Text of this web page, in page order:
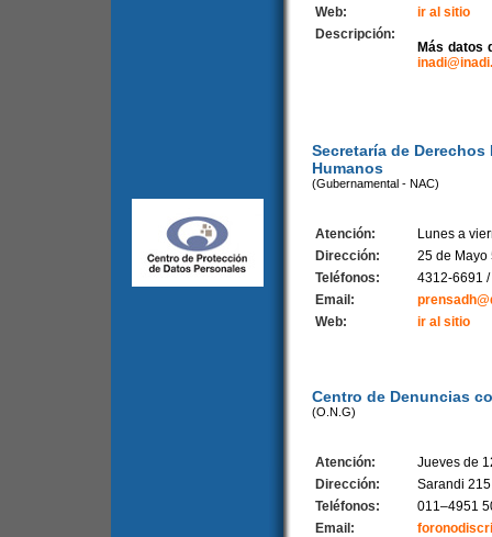
Web:
ir al sitio
Descripción:
Más datos
Secretaría de
Humanos
(Gubernamental - NAC)
Atención:
Lunes a
Dirección:
25 de Mayo
Teléfonos:
4312-6691
Email:
Web:
ir al sitio
Centro de Denuncias
(O.N.G)
Atención:
Jueves de
Dirección:
Sarandi 215
Teléfonos:
011–4951
Email: